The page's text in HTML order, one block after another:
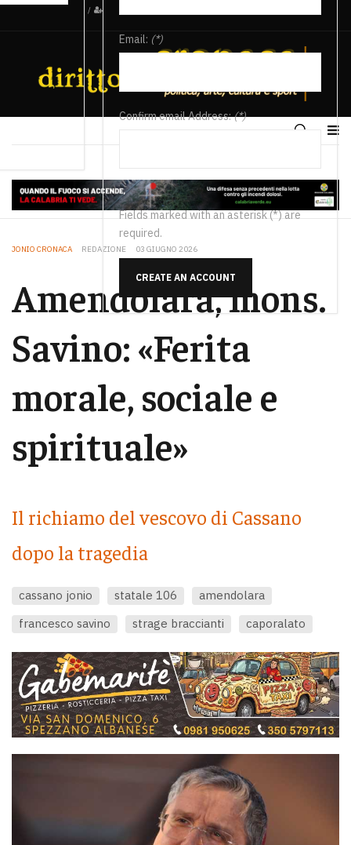
/
Email: (*)
Confirm email Address:(*)
Fields marked with an asterisk (*) are
required.
CREATE AN ACCOUNT
JONIO CRONACA REDAZIONE 03 GIUGNO 2026
Amendolara, mons.
Savino: «Ferita
morale, sociale e
spirituale»
Il richiamo del vescovo di Cassano
dopo la tragedia
cassano jonio statale 106
amendolara
francesco savino
strage braccianti caporalato